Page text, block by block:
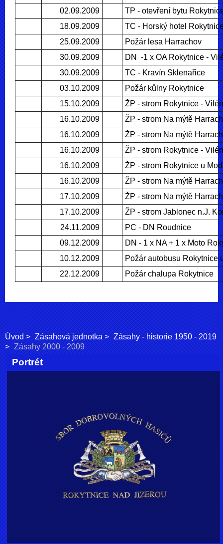
02.09.2009
TP - otevření bytu
18.09.2009
TC - Horský hotel
25.09.2009
Požár lesa Harrachov
30.09.2009
DN -1 x OA Rokytnice -
30.09.2009
TC - Kravín Sklenařice
03.10.2009
Požár kůlny Rokytnice
15.10.2009
ŽP - strom Rokytnice -
16.10.2009
ŽP - strom Na mýtě
16.10.2009
ŽP - strom Na mýtě
16.10.2009
ŽP - strom Rokytnice -
16.10.2009
ŽP - strom Rokytnice u
16.10.2009
ŽP - strom Na mýtě
17.10.2009
ŽP - strom Na mýtě
17.10.2009
ŽP - strom Jablonec n.J.
24.11.2009
PC - DN Roudnice
09.12.2009
DN - 1 x NA + 1 x Moto
10.12.2009
Požár autobusu Rokytnice
22.12.2009
Požár chalupa Rokytnice
Úvod Zásahová jednotka
Zásahy - historie 1950 - 2019
Zásahy 2000 - 2009
Portrét